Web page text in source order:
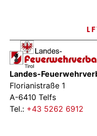
Landes-
Florianistraße 1
A-6410 Telfs
Tel.: +43 5262 6912